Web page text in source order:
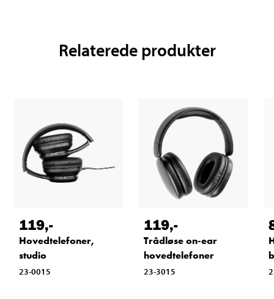
Relaterede produkter
119,-
Hovedtelefoner,
studio
23-0015
119,-
Trådløse on-ear
hovedtelefoner
23-3015